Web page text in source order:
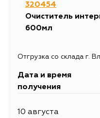
320454
Очиститель
600мл
Отгрузка со склада г.
Дата и время
получения
10 августа